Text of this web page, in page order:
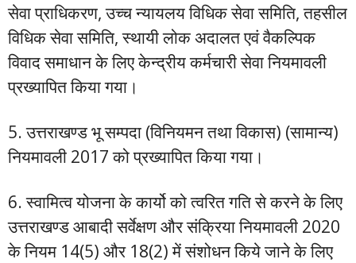
सेवा प्राधिकरण, उच्च न्यायलय विधिक सेवा समिति, तहसील
विधिक सेवा समिति, स्थायी लोक अदालत एवं वैकल्पिक
विवाद समाधान के लिए केन्द्रीय कर्मचारी सेवा नियमावली
प्रख्यापित किया गया।
5. उत्तराखण्ड भू सम्पदा (विनियमन तथा विकास) (सामान्य)
नियमावली 2017 को प्रख्यापित किया गया।
6. स्वामित्व योजना के कार्यो को त्वरित गति से करने के लिए
उत्तराखण्ड आबादी सर्वेक्षण और संक्रिया नियमावली 2020
के नियम 14(5) और 18(2) में संशोधन किये जाने के लिए